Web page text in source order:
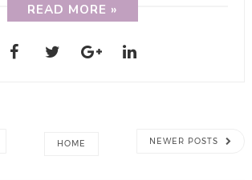
READ MORE »
HOME NEWER POSTS